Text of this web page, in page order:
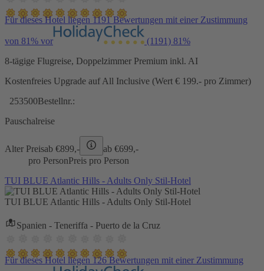
Für dieses Hotel liegen 1191 Bewertungen mit einer Zustimmung
von 81% vor (1191) 81%
8-tägige Flugreise, Doppelzimmer Premium inkl. AI
Kostenfreies Upgrade auf All Inclusive (Wert € 199.- pro Zimmer)
253500Bestellnr.:
Pauschalreise
Alter Preisab €899,- ab €699,-
pro PersonPreis pro Person
TUI BLUE Atlantic Hills - Adults Only Stil-Hotel
TUI BLUE Atlantic Hills - Adults Only Stil-Hotel
Spanien - Teneriffa - Puerto de la Cruz
Für dieses Hotel liegen 126 Bewertungen mit einer Zustimmung